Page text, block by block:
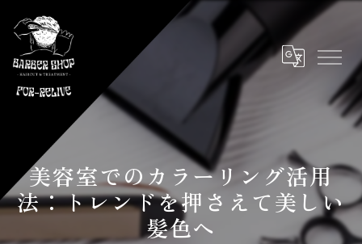
美容室でのカラーリング活用
法：トレンドを押さえて美しい
髪色へ